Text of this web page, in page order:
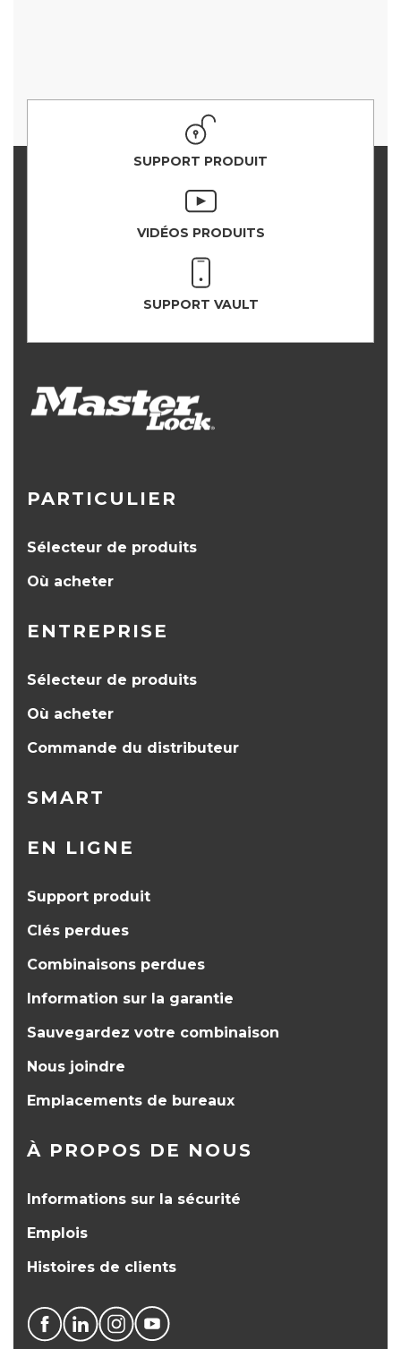
SUPPORT PRODUIT
VIDÉOS PRODUITS
SUPPORT VAULT
PARTICULIER
Sélecteur de produits
Où acheter
ENTREPRISE
Sélecteur de produits
Où acheter
Commande du distributeur
SMART
EN LIGNE
Support produit
Clés perdues
Combinaisons perdues
Information sur la garantie
Sauvegardez votre combinaison
Nous joindre
Emplacements de bureaux
À PROPOS DE NOUS
Informations sur la sécurité
Emplois
Histoires de clients